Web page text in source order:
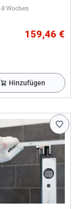
Montageservice
werden.
Bad Zwischenahn
8 Wochen
159,46 €
Hinzufügen